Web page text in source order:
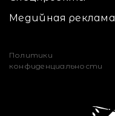
Медийная реклама
Политики
конфиденциальности